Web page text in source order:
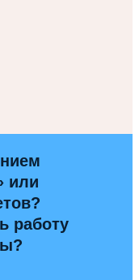
или
работу